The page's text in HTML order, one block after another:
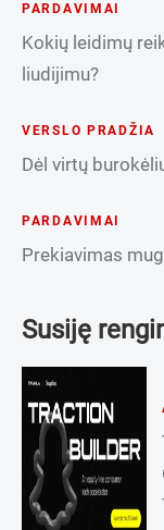
PARDAVIMAI
Kokių leidimų
liudijimu?
VERSLO PRADŽIA
Dėl virtų
PARDAVIMAI
Prekiavimas
Susiję